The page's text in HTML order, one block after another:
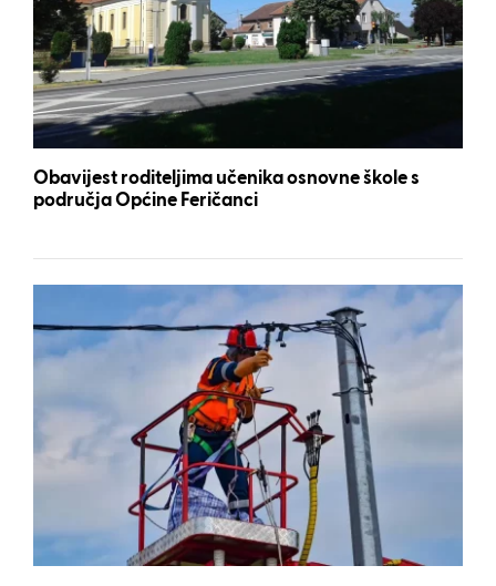
Obavijest roditeljima učenika osnovne škole s
područja Općine Feričanci